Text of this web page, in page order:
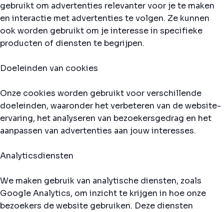
gebruikt om advertenties relevanter voor je te maken
en interactie met advertenties te volgen. Ze kunnen
ook worden gebruikt om je interesse in specifieke
producten of diensten te begrijpen.
Doeleinden van cookies
Onze cookies worden gebruikt voor verschillende
doeleinden, waaronder het verbeteren van de website-
ervaring, het analyseren van bezoekersgedrag en het
aanpassen van advertenties aan jouw interesses.
Analyticsdiensten
We maken gebruik van analytische diensten, zoals
Google Analytics, om inzicht te krijgen in hoe onze
bezoekers de website gebruiken. Deze diensten